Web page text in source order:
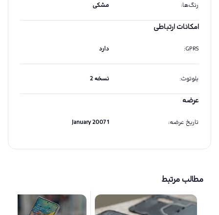
رنگ‌ها: مشکی
امکانات ارتباطی
GPRS
: دارد
بلوتوث: نسخه 2
عرضه
تاریخ عرضه:
1 January 2007
مطالب مرتبط